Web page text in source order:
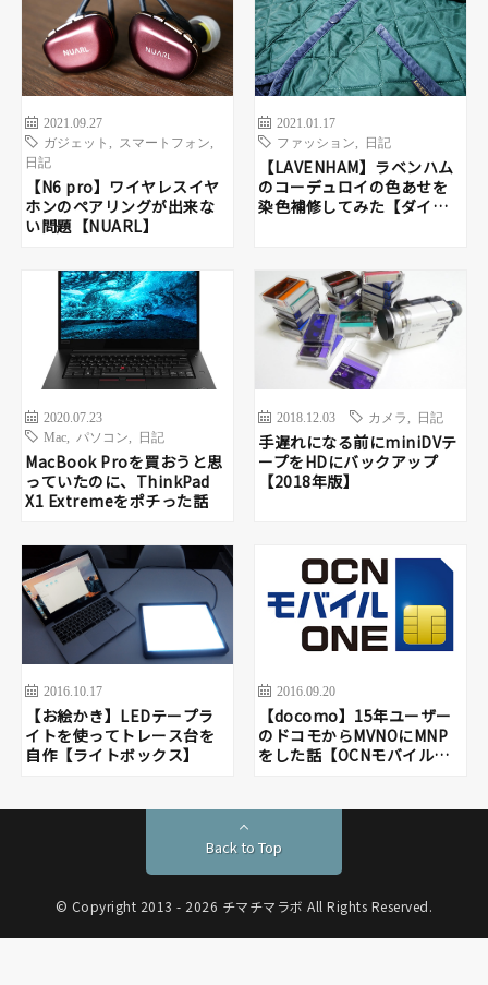
2021.09.27
ガジェット
スマートフォン
日記
【N6 pro】ワイヤレスイヤ
ホンのペアリングが出来な
い問題【NUARL】
2021.01.17
ファッション
日記
【LAVENHAM】ラベンハム
のコーデュロイの色あせを
染色補修してみた【ダイロ
2020.07.23
Mac
パソコン 日記
MacBook Proを買おうと思
っていたのに、ThinkPad
X1 Extremeをポチった話
2018.12.03 カメラ 日記
手遅れになる前にminiDVテ
ープをHDにバックアップ
【2018年版】
2016.10.17
【お絵かき】LEDテープラ
イトを使ってトレース台を
自作【ライトボックス】
2016.09.20
【docomo】15年ユーザー
のドコモからMVNOにMNP
をした話【OCNモバイル
Back to Top
© Copyright 2013 - 2026 チマチマラボ All Rights Reserved.